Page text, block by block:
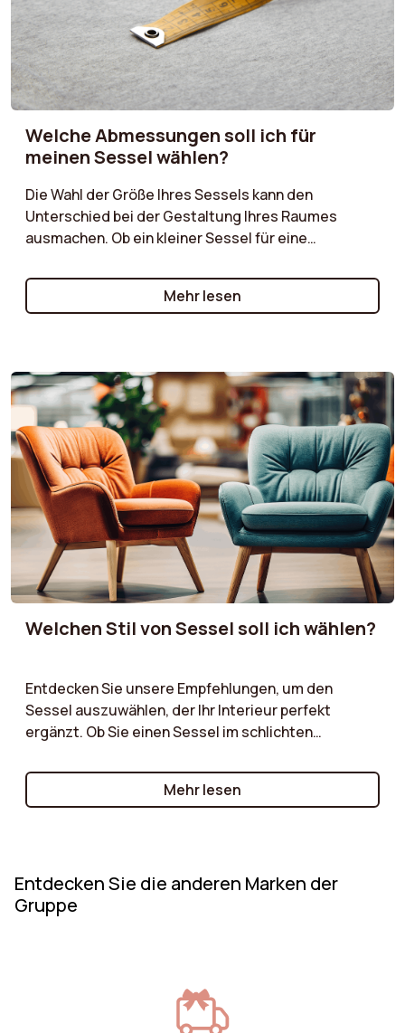
Welche Abmessungen soll ich für
meinen Sessel wählen?
Die Wahl der Größe Ihres Sessels kann den
Unterschied bei der Gestaltung Ihres Raumes
ausmachen. Ob ein kleiner Sessel für eine
geräumiges Wohnzimmer, unser Einkaufsführer hilft
Ihnen bei der Auswahl der idealen Maße.
Komfortbedürfnisse, um den Sessel zu finden, der
sich perfekt in Ihr Interieur einfügt, ohne den Raum
zu überladen. Optimieren Sie Ihre Dekoration mit
einem Sessel, der Komfort und ausgewogene
Proportionen vereint!
Mehr lesen
Welchen Stil von Sessel soll ich wählen?
Entdecken Sie unsere Empfehlungen, um den
Sessel auszuwählen, der Ihr Interieur perfekt
ergänzt. Ob Sie einen Sessel im schlichten
Modell oder einen zeitlosen klassischen Sessel
suchen – wir führen Sie durch die wesentlichen
Mehr lesen
Entdecken Sie die anderen Marken der
Gruppe